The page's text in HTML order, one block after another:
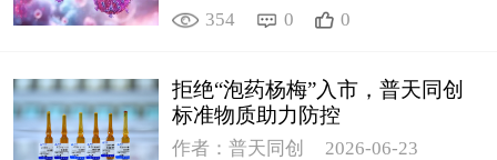
354
0 0
拒绝“泡药杨梅”入市，普天同创
标准物质助力防控
作者：普天同创
2026-06-23